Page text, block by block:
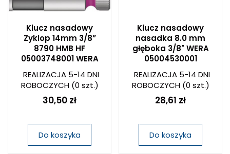
Klucz nasadowy
Zyklop 14mm 3/8”
8790 HMB HF
05003748001 WERA
REALIZACJA 5-14 DNI
ROBOCZYCH(0 szt.)
30,50 zł
Do koszyka
Klucz nasadowy
nasadka 8.0 mm
głęboka 3/8" WERA
05004530001
REALIZACJA 5-14 DNI
ROBOCZYCH(0 szt.)
28,61 zł
Do koszyka